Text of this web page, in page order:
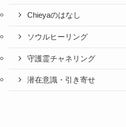
Chieyaのはなし
ソウルヒーリング
守護霊チャネリング
潜在意識・引き寄せ